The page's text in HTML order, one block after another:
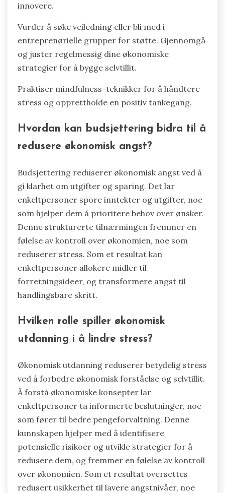
innovere.
Vurder å søke veiledning eller bli med i
entreprenørielle grupper for støtte. Gjennomgå
og juster regelmessig dine økonomiske
strategier for å bygge selvtillit.
Praktiser mindfulness-teknikker for å håndtere
stress og opprettholde en positiv tankegang.
Hvordan kan budsjettering bidra til å
redusere økonomisk angst?
Budsjettering reduserer økonomisk angst ved å
gi klarhet om utgifter og sparing. Det lar
enkeltpersoner spore inntekter og utgifter, noe
som hjelper dem å prioritere behov over ønsker.
Denne strukturerte tilnærmingen fremmer en
følelse av kontroll over økonomien, noe som
reduserer stress. Som et resultat kan
enkeltpersoner allokere midler til
forretningsideer, og transformere angst til
handlingsbare skritt.
Hvilken rolle spiller økonomisk
utdanning i å lindre stress?
Økonomisk utdanning reduserer betydelig stress
ved å forbedre økonomisk forståelse og selvtillit.
Å forstå økonomiske konsepter lar
enkeltpersoner ta informerte beslutninger, noe
som fører til bedre pengeforvaltning. Denne
kunnskapen hjelper med å identifisere
potensielle risikoer og utvikle strategier for å
redusere dem, og fremmer en følelse av kontroll
over økonomien. Som et resultat oversettes
redusert usikkerhet til lavere angstnivåer, noe